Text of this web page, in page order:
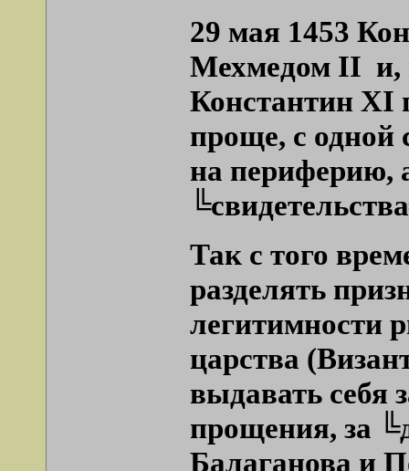
29 мая 1453
Мехмедом II и,
Константин XI
проще, с одной
на периферию,
Так с того
разделять
легитимности
царства
выдавать себя
прощения, за
Балаганова и